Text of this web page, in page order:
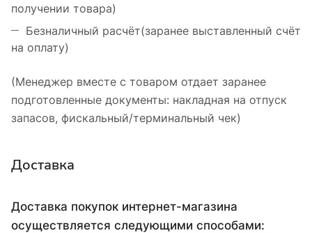
получении товара)
Безналичный расчёт(заранее выставленный счёт
на оплату)
(Менеджер вместе с товаром отдает заранее
подготовленные документы: накладная на отпуск
запасов, фискальный/терминальный чек)
Доставка
Доставка покупок интернет-магазина
осуществляется следующими способами: